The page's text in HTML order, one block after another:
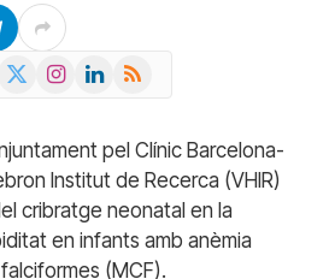
InstagramLinkedIn
RSS
pel Clínic Barcelona-
Institut de Recerca (VHIR)
cribratge neonatal en la
en infants amb anèmia
(MCF).